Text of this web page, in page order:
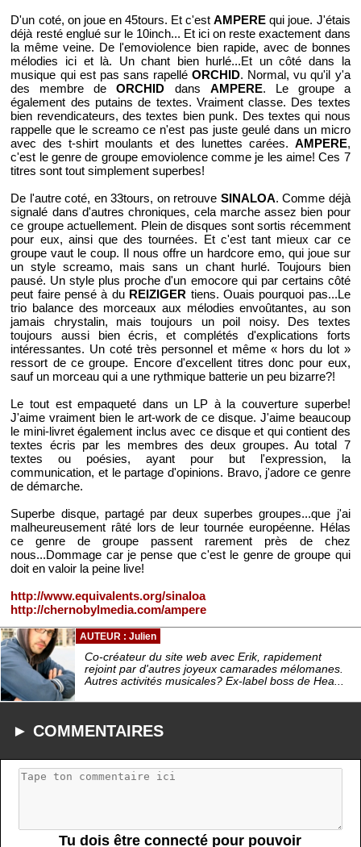
D'un coté, on joue en 45tours. Et c'estAMPERE qui joue. J'étais
déjà resté englué sur le 10inch... Et ici on reste exactement dans
la même veine. De l'emoviolence bien rapide, avec de bonnes
mélodies ici et là. Un chant bien hurlé...Et un côté dans la
musique qui est pas sans rapelléORCHID. Normal, vu qu'il y'a
des membre deORCHID dans AMPERE. Le groupe a
également des putains de textes. Vraiment classe. Des textes
bien revendicateurs, des textes bien punk. Des textes qui nous
rappelle que le screamo ce n'est pas juste geulé dans un micro
avec des t-shirt moulants et des lunettes carées. AMPERE,
c'est le genre de groupe emoviolence comme je les aime! Ces 7
titres sont tout simplement superbes!
De l'autre coté, en 33tours, on retrouve SINALOA. Comme déjà
signalé dans d'autres chroniques, cela marche assez bien pour
ce groupe actuellement. Plein de disques sont sortis récemment
pour eux, ainsi que des tournées. Et c'est tant mieux car ce
groupe vaut le coup. Il nous offre un hardcore emo, qui joue sur
un style screamo, mais sans un chant hurlé. Toujours bien
pausé. Un style plus proche d'un emocore qui par certains côté
peut faire pensé à du REIZIGER tiens. Ouais pourquoi pas...Le
trio balance des morceaux aux mélodies envoûtantes, au son
jamais chrystalin, mais toujours un poil noisy. Des textes
toujours aussi bien écris, et complétés d'explications forts
intéressantes. Un coté très personnel et même « hors du lot »
ressort de ce groupe. Encore d'excellent titres donc pour eux,
sauf un morceau qui a une rythmique batterie un peu bizarre?!
Le tout est empaqueté dans un LP à la couverture superbe!
J'aime vraiment bien le art-work de ce disque. J'aime beaucoup
le mini-livret également inclus avec ce disque et qui contient des
textes écris par les membres des deux groupes. Au total 7
textes ou poésies, ayant pour but l'expression, la
communication, et le partage d'opinions. Bravo, j'adore ce genre
de démarche.
Superbe disque, partagé par deux superbes groupes...que j'ai
malheureusement râté lors de leur tournée européenne. Hélas
ce genre de groupe passent rarement près de chez
nous...Dommage car je pense que c'est le genre de groupe qui
doit en valoir la peine live!
http://www.equivalents.org/sinaloa
http://chernobylmedia.com/ampere
AUTEUR : Julien
Co-créateur du site web avec Erik, rapidement
rejoint par d'autres joyeux camarades mélomanes.
Autres activités musicales? Ex-label boss de Hea...
► COMMENTAIRES
Tu dois être connecté pour pouvoir